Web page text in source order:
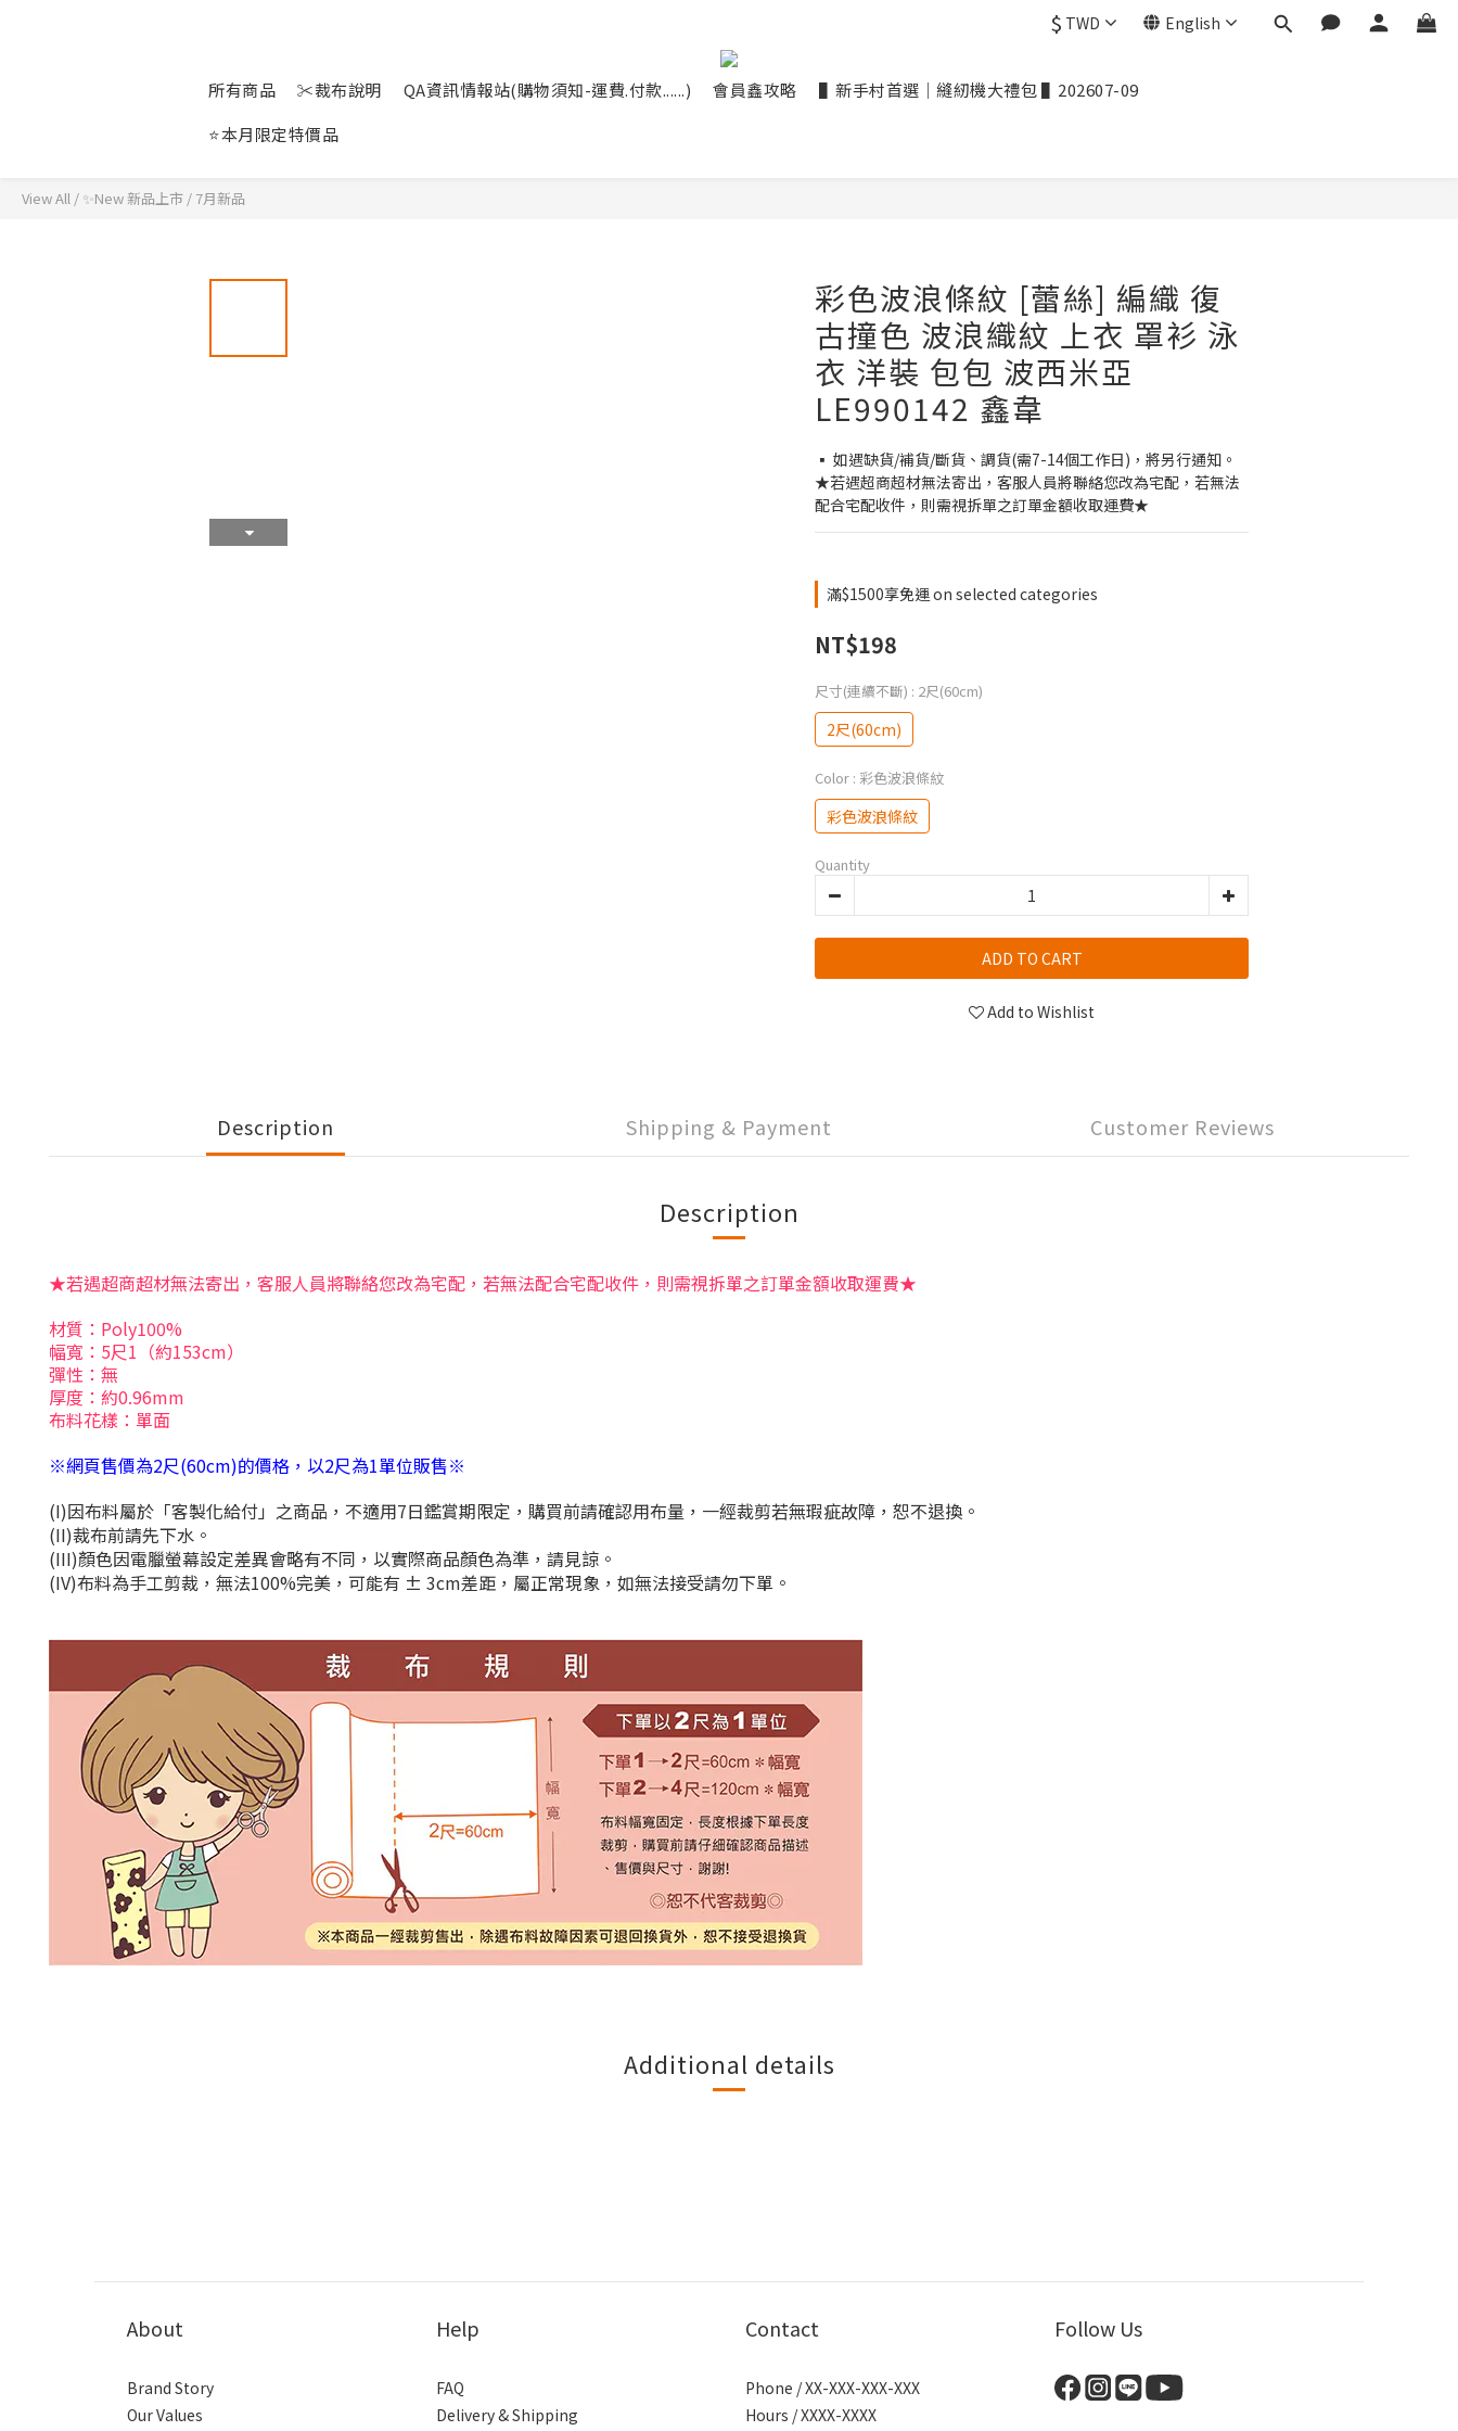
$ TWD English
所有商品 ✂裁布說明 QA資訊情報站(購物須知-運費.付款......) 會員鑫攻略
▌新手村首選｜縫紉機大禮包 ▌202607-09
⭐本月限定特價品
View All / ✨New 新品上市 / 7月新品
彩色波浪條紋 [蕾絲] 編織 復
古撞色 波浪織紋 上衣 罩衫 泳
衣 洋裝 包包 波西米亞
LE990142 鑫韋
▪ 如遇缺貨/補貨/斷貨、調貨(需7-14個工作日)，將另行通知。
★若遇超商超材無法寄出，客服人員將聯絡您改為宅配，若無法
配合宅配收件，則需視拆單之訂單金額收取運費★
滿$1500享免運 on selected categories
NT$198
尺寸(連續不斷) : 2尺(60cm)
2尺(60cm)
Color : 彩色波浪條紋
彩色波浪條紋
Quantity
ADD TO CART
Add to Wishlist
Description Shipping & Payment Customer Reviews
Description
★若遇超商超材無法寄出，客服人員將聯絡您改為宅配，若無法配合宅配收件，則需視拆單之訂單金額收取運費★
材質：Poly100%
幅寬：5尺1（約153cm）
彈性：無
厚度：約0.96mm
布料花樣：單面
※網頁售價為2尺(60cm)的價格，以2尺為1單位販售※
(I)因布料屬於「客製化給付」之商品，不適用7日鑑賞期限定，購買前請確認用布量，一經裁剪若無瑕疵故障，恕不退換。
(II)裁布前請先下水。
(III)顏色因電臘螢幕設定差異會略有不同，以實際商品顏色為準，請見諒。
(IV)布料為手工剪裁，無法100%完美，可能有 ± 3cm差距，屬正常現象，如無法接受請勿下單。
Additional details
About
Brand Story
Our Values
Help
FAQ
Delivery & Shipping
Contact
Phone / XX-XXX-XXX-XXX
Hours / XXXX-XXXX
Follow Us